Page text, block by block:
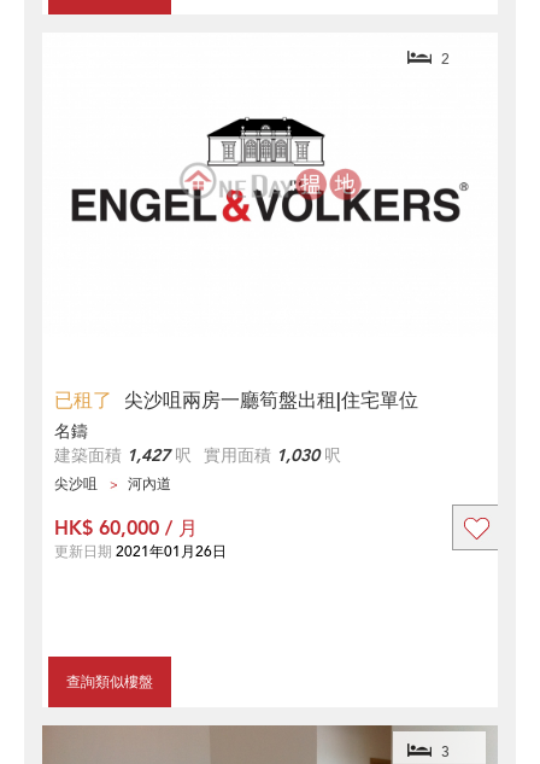
已租了 尖沙咀兩房一廳筍盤出租|住宅單位
2
名鑄
建築面積 1,427呎 實用面積 1,030呎
尖沙咀 河內道
查詢類似樓盤
HK$ 60,000 / 月
更新日期 2021年01月26日
3